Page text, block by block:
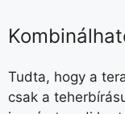
Tudta, hogy a
csak a